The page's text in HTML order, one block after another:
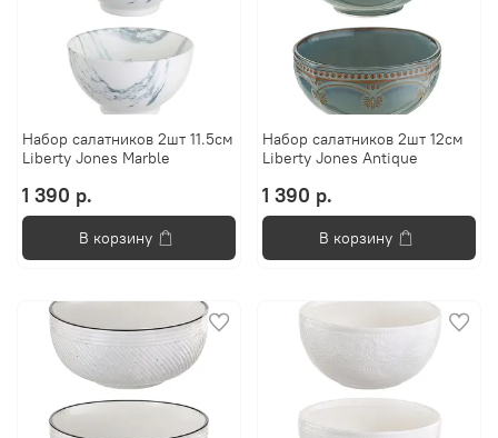
Набор салатников 2шт 11.5см
Liberty Jones Marble
1 390 р.
В корзину
Набор салатников 2шт 12см
Liberty Jones Antique
1 390 р.
В корзину